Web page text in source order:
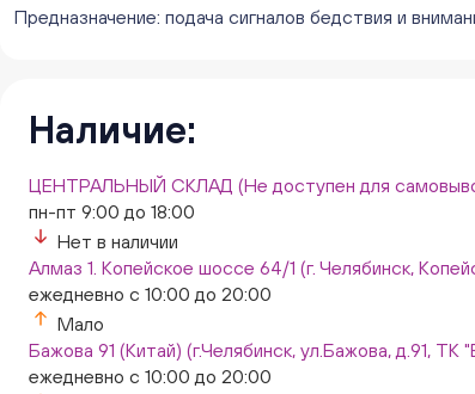
Предназначение: подача сигналов бедствия и
Наличие:
ЦЕНТРАЛЬНЫЙ СКЛАД (Не доступен для
пн-пт 9:00 до 18:00
Нет в наличии
Алмаз 1. Копейское шоссе 64/1 (г. Челябинск,
ежедневно с 10:00 до 20:00
Мало
Бажова 91 (Китай) (г.Челябинск, ул.Бажова, д.91,
ежедневно с 10:00 до 20:00